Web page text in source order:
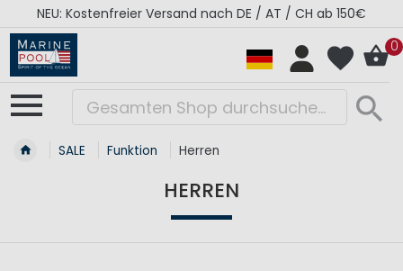
NEU: Kostenfreier Versand nach DE / AT / CH ab 150€
0
SALE Funktion Herren
HERREN